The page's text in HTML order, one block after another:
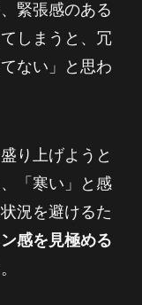
緊張感のある
しまうと、冗
ない」と思わ
り上げようと
「寒い」と感
況を避けるた
感を見極める